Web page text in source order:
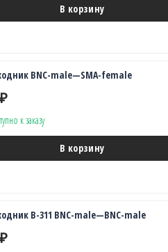
В корзину
BNC-male—SMA-female
₽
к заказу
В корзину
B-311 BNC-male—BNC-male
₽